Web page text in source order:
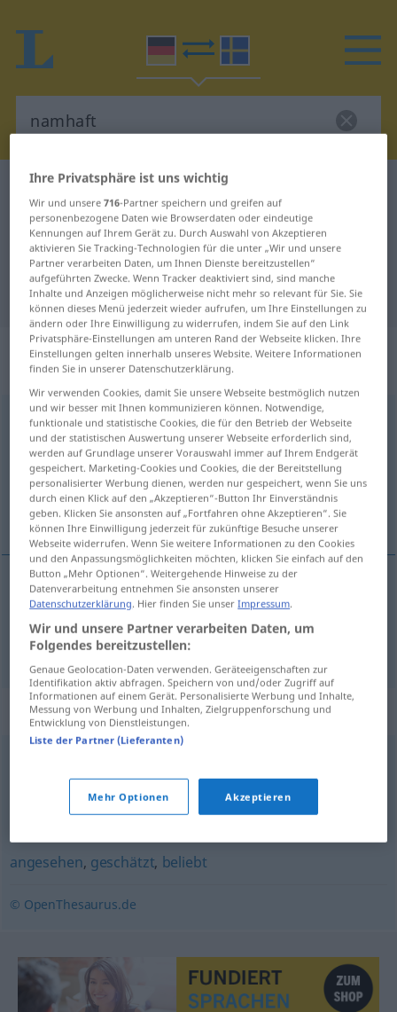
Deutsch-Schwedisch Wörterbuch
Deutsch-Schwedisch Übersetzung
für "namhaft"
"namhaft" Schwedisch Übersetzung
„namhaft“: Adjektiv,
Eigenschaftswort
namhaftadj
Übersicht aller Übersetzungen
(Für mehr Details die Übersetzung anklicken/antippen)
namnkunnig, ansenlig, betydande
namnkunnig namhaft
ansenlig,betydande namhaft
Synonyme für "namhaft"
,prominent,berühmt
angesehen, geschätzt, beliebt
© OpenThesaurus.de
Ihre Privatsphäre ist uns wichtig
Wir und unsere716-Partner speichern und greifen auf
personenbezogene Daten wie Browserdaten oder eindeutige
Kennungen auf Ihrem Gerät zu. Durch Auswahl von Akzeptieren
aktivieren Sie Tracking-Technologien für die unter „Wir und unsere
Partner verarbeiten Daten, um Ihnen Dienste bereitzustellen“
aufgeführten Zwecke. Wenn Tracker deaktiviert sind, sind manche
Inhalte und Anzeigen möglicherweise nicht mehr so relevant für Sie. Sie
können dieses Menü jederzeit wieder aufrufen, um Ihre Einstellungen zu
ändern oder Ihre Einwilligung zu widerrufen, indem Sie auf den Link
Privatsphäre-Einstellungen am unteren Rand der Webseite klicken. Ihre
Einstellungen gelten innerhalb unseres Website. Weitere Informationen
finden Sie in unserer Datenschutzerklärung.
Wir verwenden Cookies, damit Sie unsere Webseite bestmöglich nutzen
und wir besser mit Ihnen kommunizieren können. Notwendige,
funktionale und statistische Cookies, die für den Betrieb der Webseite
und der statistischen Auswertung unserer Webseite erforderlich sind,
werden auf Grundlage unserer Vorauswahl immer auf Ihrem Endgerät
gespeichert. Marketing-Cookies und Cookies, die der Bereitstellung
personalisierter Werbung dienen, werden nur gespeichert, wenn Sie uns
durch einen Klick auf den „Akzeptieren“-Button Ihr Einverständnis
geben. Klicken Sie ansonsten auf „Fortfahren ohne Akzeptieren“. Sie
können Ihre Einwilligung jederzeit für zukünftige Besuche unserer
Webseite widerrufen. Wenn Sie weitere Informationen zu den Cookies
und den Anpassungsmöglichkeiten möchten, klicken Sie einfach auf den
Button „Mehr Optionen“. Weitergehende Hinweise zu der
Datenverarbeitung entnehmen Sie ansonsten unserer
Datenschutzerklärung. Hier finden Sie unserImpressum.
Wir und unsere Partner verarbeiten Daten, um
Folgendes bereitzustellen:
Genaue Geolocation-Daten verwenden. Geräteeigenschaften zur
Identifikation aktiv abfragen. Speichern von und/oder Zugriff auf
Informationen auf einem Gerät. Personalisierte Werbung und Inhalte,
Messung von Werbung und Inhalten, Zielgruppenforschung und
Entwicklung von Dienstleistungen.
Liste der Partner (Lieferanten)
Mehr Optionen Akzeptieren